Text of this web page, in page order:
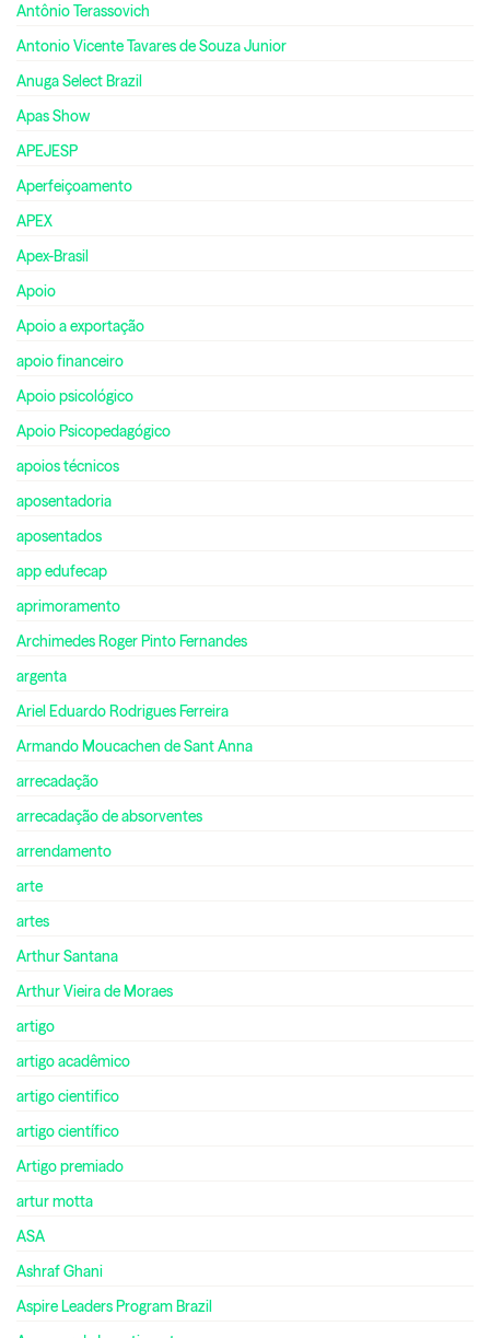
Antônio Terassovich
Antonio Vicente Tavares de Souza Junior
Anuga Select Brazil
Apas Show
APEJESP
Aperfeiçoamento
APEX
Apex-Brasil
Apoio
Apoio a exportação
apoio financeiro
Apoio psicológico
Apoio Psicopedagógico
apoios técnicos
aposentadoria
aposentados
app edufecap
aprimoramento
Archimedes Roger Pinto Fernandes
argenta
Ariel Eduardo Rodrigues Ferreira
Armando Moucachen de Sant Anna
arrecadação
arrecadação de absorventes
arrendamento
arte
artes
Arthur Santana
Arthur Vieira de Moraes
artigo
artigo acadêmico
artigo cientifico
artigo científico
Artigo premiado
artur motta
ASA
Ashraf Ghani
Aspire Leaders Program Brazil